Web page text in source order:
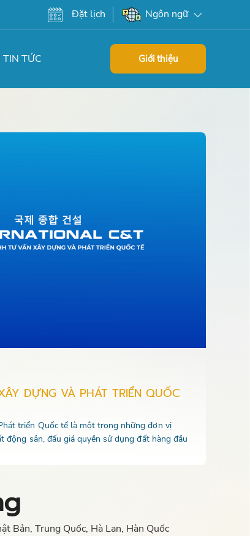
Đặt lịch Ngôn ngữ
TIN TỨC Giới thiệu
DỰNG VÀ PHÁT TRIỂN QUỐC
triển Quốc tế là một trong những đơn vị
động sản, đấu giá quyền sử dụng đất hàng đầu
Bản, Trung Quốc, Hà Lan, Hàn Quốc